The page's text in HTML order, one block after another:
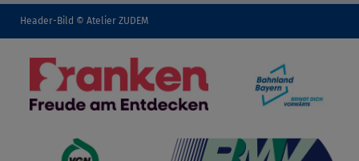
Header-Bild © Atelier ZUDEM